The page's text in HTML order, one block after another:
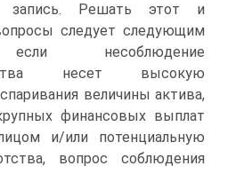
запись. Решать этот и
следует следующим
несоблюдение
несет высокую
величины актива,
финансовых выплат
и/или потенциальную
вопрос соблюдения